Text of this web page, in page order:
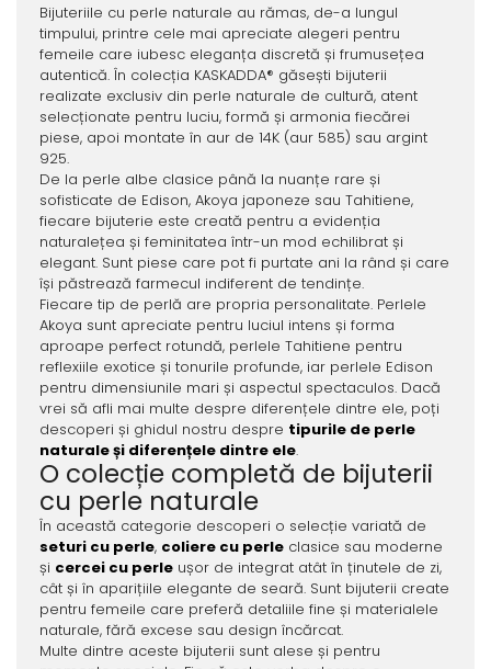
Bijuteriile cu perle naturale au rămas, de-a lungul
timpului, printre cele mai apreciate alegeri pentru
femeile care iubesc eleganța discretă și frumusețea
autentică. În colecția KASKADDA® găsești bijuterii
realizate exclusiv din perle naturale de cultură, atent
selecționate pentru luciu, formă și armonia fiecărei
piese, apoi montate în aur de 14K (aur 585) sau argint
925.
De la perle albe clasice până la nuanțe rare și
sofisticate de Edison, Akoya japoneze sau Tahitiene,
fiecare bijuterie este creată pentru a evidenția
naturalețea și feminitatea într-un mod echilibrat și
elegant. Sunt piese care pot fi purtate ani la rând și care
își păstrează farmecul indiferent de tendințe.
Fiecare tip de perlă are propria personalitate. Perlele
Akoya sunt apreciate pentru luciul intens și forma
aproape perfect rotundă, perlele Tahitiene pentru
reflexiile exotice și tonurile profunde, iar perlele Edison
pentru dimensiunile mari și aspectul spectaculos. Dacă
vrei să afli mai multe despre diferențele dintre ele, poți
descoperi și ghidul nostru despre tipurile de perle
naturale și diferențele dintre ele.
O colecție completă de bijuterii
cu perle naturale
În această categorie descoperi o selecție variată de
seturi cu perle, coliere cu perleclasice sau moderne
și cercei cu perleușor de integrat atât în ținutele de zi,
cât și în aparițiile elegante de seară. Sunt bijuterii create
pentru femeile care preferă detaliile fine și materialele
naturale, fără excese sau design încărcat.
Multe dintre aceste bijuterii sunt alese și pentru